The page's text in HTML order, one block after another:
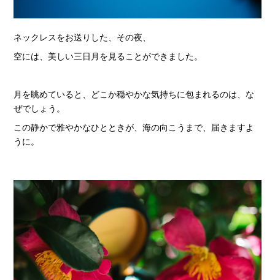
ネックレスをお送りした、その夜、
空には、美しい三日月を見ることができました。
月を眺めていると、どこか穏やかな気持ちに包まれるのは、な
ぜでしょう。
この静かで雅やかなひとときが、海の向こうまで、届きますよ
うに。